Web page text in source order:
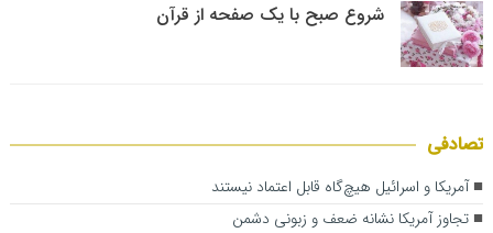
شروع صبح با یک صفحه از قرآن
تصادفی
آمریکا و اسرائیل هیچ‌گاه قابل‌ اعتماد نیستند
تجاوز آمریکا نشانه ضعف و زبونی دشمن